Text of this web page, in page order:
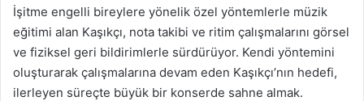
İşitme engelli bireylere yönelik özel yöntemlerle müzik
eğitimi alan Kaşıkçı, nota takibi ve ritim çalışmalarını görsel
ve fiziksel geri bildirimlerle sürdürüyor. Kendi yöntemini
oluşturarak çalışmalarına devam eden Kaşıkçı’nın hedefi,
ilerleyen süreçte büyük bir konserde sahne almak.